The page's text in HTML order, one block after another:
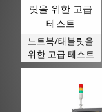
노트북/태블릿을
위한 고급 테스트